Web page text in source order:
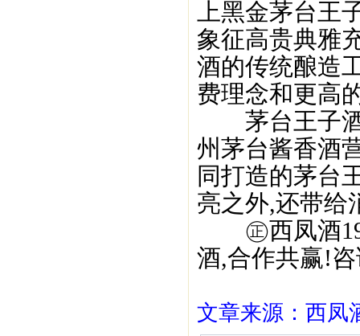
上黑金茅台王
象征高贵典雅
酒的传统酿造
费理念和更高
茅台王子酒,
州茅台酱香酒
同打造的茅台
亮之外,还带给
㊣西凤酒
酒,合作共赢!咨
文章来源：西凤